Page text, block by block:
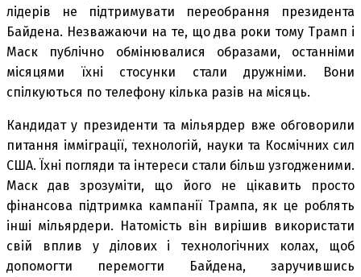
лідерів не підтримувати переобрання президента
Байдена. Незважаючи на те, що два роки тому Трамп і
Маск публічно обмінювалися образами, останніми
місяцями їхні стосунки стали дружніми. Вони
спілкуються по телефону кілька разів на місяць.
Кандидат у президенти та мільярдер вже обговорили
питання імміграції, технологій, науки та Космічних сил
США. Їхні погляди та інтереси стали більш узгодженими.
Маск дав зрозуміти, що його не цікавить просто
фінансова підтримка кампанії Трампа, як це роблять
інші мільярдери. Натомість він вирішив використати
свій вплив у ділових і технологічних колах, щоб
допомогти перемогти Байдена, заручившись